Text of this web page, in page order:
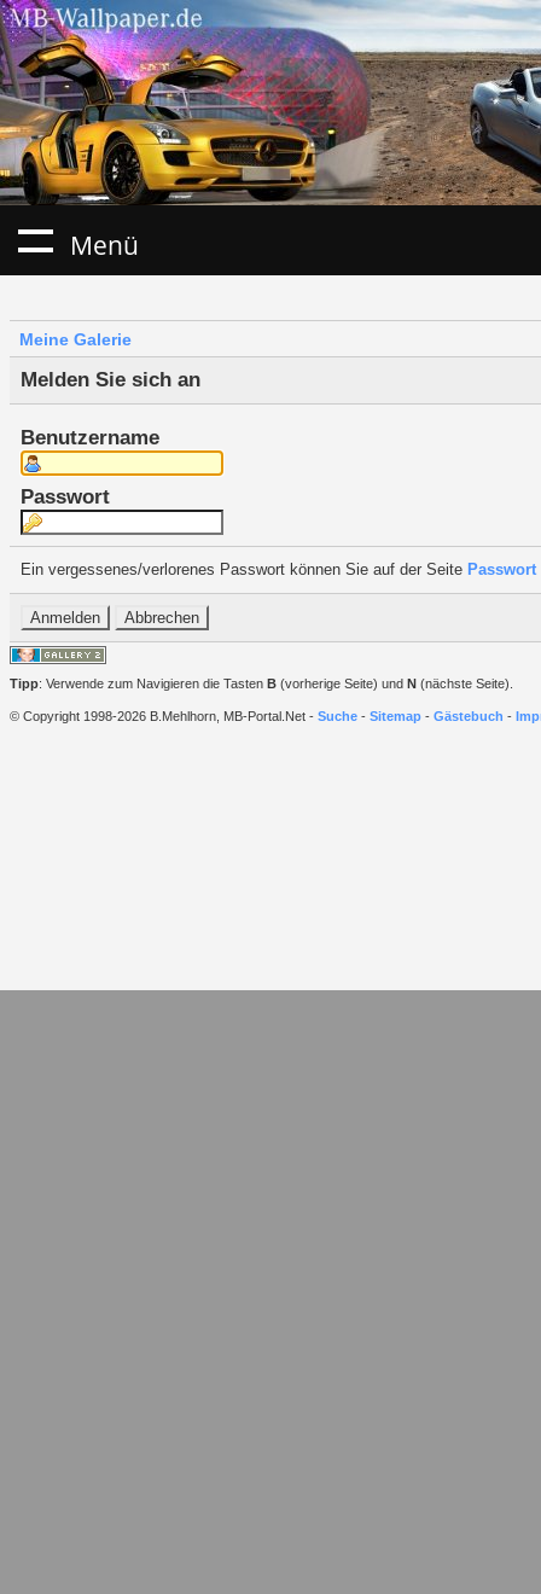
Menü
Meine Galerie
Melden Sie sich an
Benutzername
Passwort
Ein vergessenes/verlorenes Passwort können Sie auf der Seite
Tipp: Verwende zum Navigieren die Tasten B (vorherige Seite) und N (nächste Seite).
© Copyright 1998-2026 B.Mehlhorn, MB-Portal.Net - Suche - Sitemap - Gästebuch -